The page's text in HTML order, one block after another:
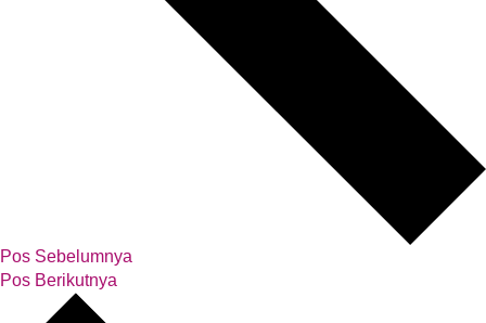
Pos Sebelumnya
Pos Berikutnya